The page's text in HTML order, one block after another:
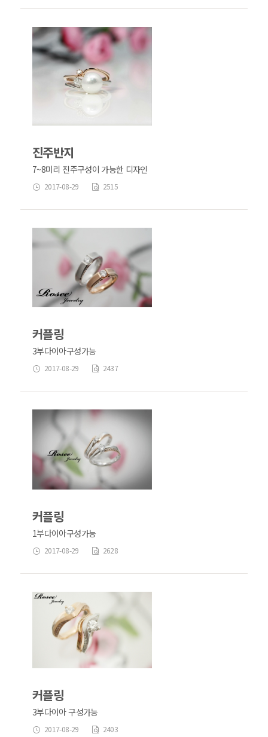
진주반지
7~8미리 진주구성이 가능한 디자인
2017-08-29 2515
커플링
3부다이아구성가능
2017-08-29 2437
커플링
1부다이아구성가능
2017-08-29 2628
커플링
3부다이아 구성가능
2017-08-29 2403